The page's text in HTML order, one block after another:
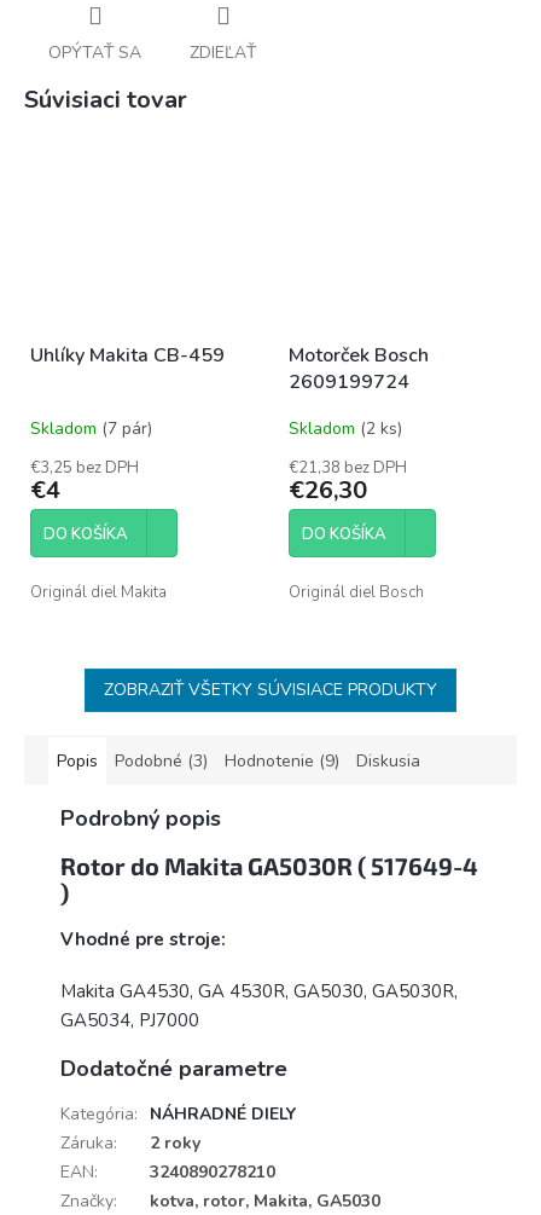
OPÝTAŤ SA ZDIEĽAŤ
Súvisiaci tovar
Uhlíky Makita CB-459
Skladom (7 pár)
€3,25 bez DPH
€4
DO KOŠÍKA
Originál diel Makita
Motorček Bosch
2609199724
Skladom (2 ks)
€21,38 bez DPH
€26,30
DO KOŠÍKA
Originál diel Bosch
ZOBRAZIŤ VŠETKY SÚVISIACE PRODUKTY
Popis Podobné (3) Hodnotenie (9) Diskusia
Podrobný popis
Rotor do Makita GA5030R ( 517649-4
)
Vhodné pre stroje:
Makita GA4530, GA 4530R, GA5030, GA5030R,
GA5034, PJ7000
Dodatočné parametre
Kategória:
NÁHRADNÉ DIELY
Záruka:
2 roky
EAN:
3240890278210
Značky: kotva, rotor, Makita, GA5030